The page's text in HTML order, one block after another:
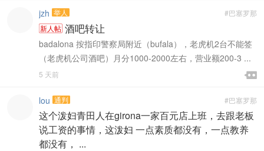
#巴塞罗那
jzh 举人
新人帖 酒吧转让
badalona 按指印警察局附近（bufala），老虎机2台不能签
（老虎机公司酒吧）月分1000-2000左右，营业额200-3 ...

5 天前 
#巴塞罗那
lou 通判
这个泼妇青田人在girona一家百元店上班，去跟老板
说工资的事情，这泼妇 一点素质都没有，一点教养
都没有， ...